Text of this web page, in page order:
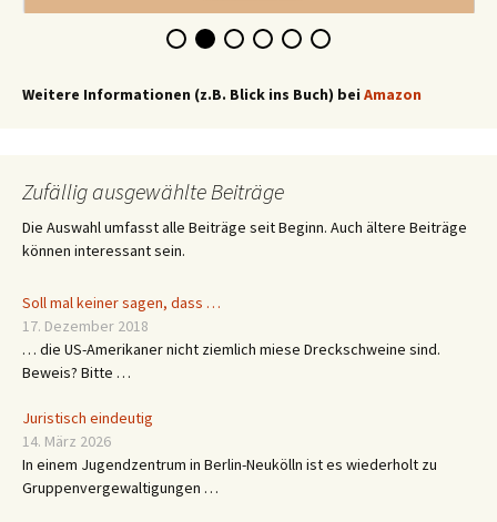
Weitere Informationen (z.B. Blick ins Buch) bei Amazon
Zufällig ausgewählte Beiträge
Die Auswahl umfasst alle Beiträge seit Beginn. Auch ältere Beiträge
können interessant sein.
Soll mal keiner sagen, dass …
17. Dezember 2018
… die US-Amerikaner nicht ziemlich miese Dreckschweine sind.
Beweis? Bitte …
Juristisch eindeutig
14. März 2026
In einem Jugendzentrum in Berlin-Neukölln ist es wiederholt zu
Gruppenvergewaltigungen …